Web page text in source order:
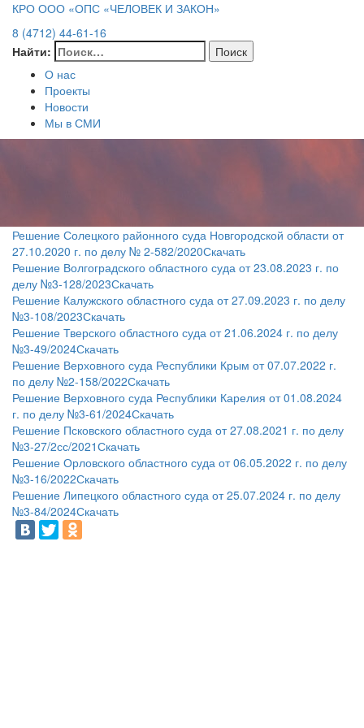
КРО ООО «ОПС «ЧЕЛОВЕК И ЗАКОН»
8 (4712) 44-61-16
Найти:
О нас
Проекты
Новости
Мы в СМИ
Решение Солецкого районного суда Новгородской области от
27.10.2020 г. по делу № 2-582/2020Скачать
Решение Волгоградского областного суда от 23.08.2023 г. по
делу №3-128/2023Скачать
Решение Калужского областного суда от 27.09.2023 г. по делу
№3-108/2023Скачать
Решение Тверского областного суда от 21.06.2024 г. по делу
№3-49/2024Скачать
Решение Верховного суда Республики Крым от 07.07.2022 г.
по делу №2-158/2022Скачать
Решение Верховного суда Республики Карелия от 01.08.2024
г. по делу №3-61/2024Скачать
Решение Псковского областного суда от 27.08.2021 г. по делу
№3-27/2сс/2021Скачать
Решение Орловского областного суда от 06.05.2022 г. по делу
№3-16/2022Скачать
Решение Липецкого областного суда от 25.07.2024 г. по делу
№3-84/2024Скачать